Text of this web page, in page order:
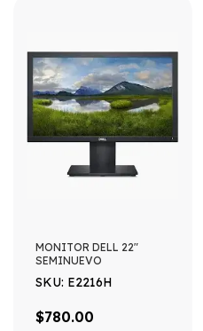
MONITOR DELL 22"
SEMINUEVO
SKU: E2216H
$780.00